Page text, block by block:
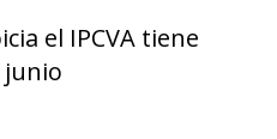
el IPCVA tiene
junio